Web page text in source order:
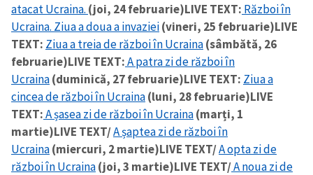
atacat Ucraina. (joi, 24 februarie)LIVE TEXT: Război în
Ucraina. Ziua a doua a invaziei(vineri, 25 februarie)LIVE
TEXT: Ziua a treia de război în Ucraina(sâmbătă, 26
februarie)LIVE TEXT:A patra zi de război în
Ucraina(duminică, 27 februarie)LIVE TEXT: Ziua a
cincea de război în Ucraina(luni, 28 februarie)LIVE
TEXT:A șasea zi de război în Ucraina(marți, 1
martie)LIVE TEXT/A șaptea zi de război în
Ucraina(miercuri, 2 martie)LIVE TEXT/A opta zi de
război în Ucraina(joi, 3 martie)LIVE TEXT/A noua zi de